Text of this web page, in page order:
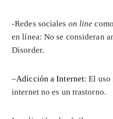
-Redes sociales on line como
en línea: No se consideran
Disorder.
–Adicción a Internet: El uso
internet no es un trastorno.